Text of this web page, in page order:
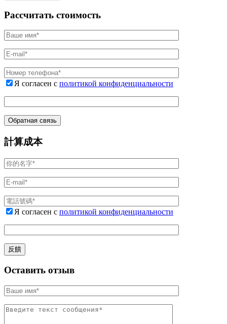
Рассчитать стоимость
Я согласен с политикой конфиденциальности
計算成本
Я согласен с политикой конфиденциальности
Оставить отзыв